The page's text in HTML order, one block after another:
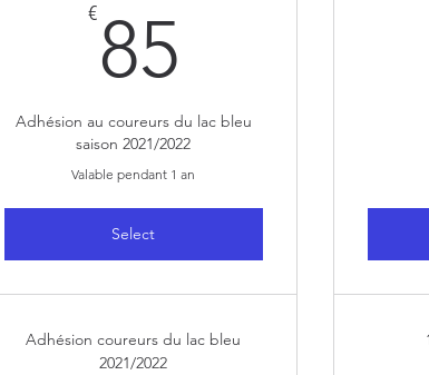
€ 85
Adhésion au coureurs du lac bleu
saison 2021/2022
Valable pendant 1 an
Select
Adhésion coureurs du lac bleu
2021/2022